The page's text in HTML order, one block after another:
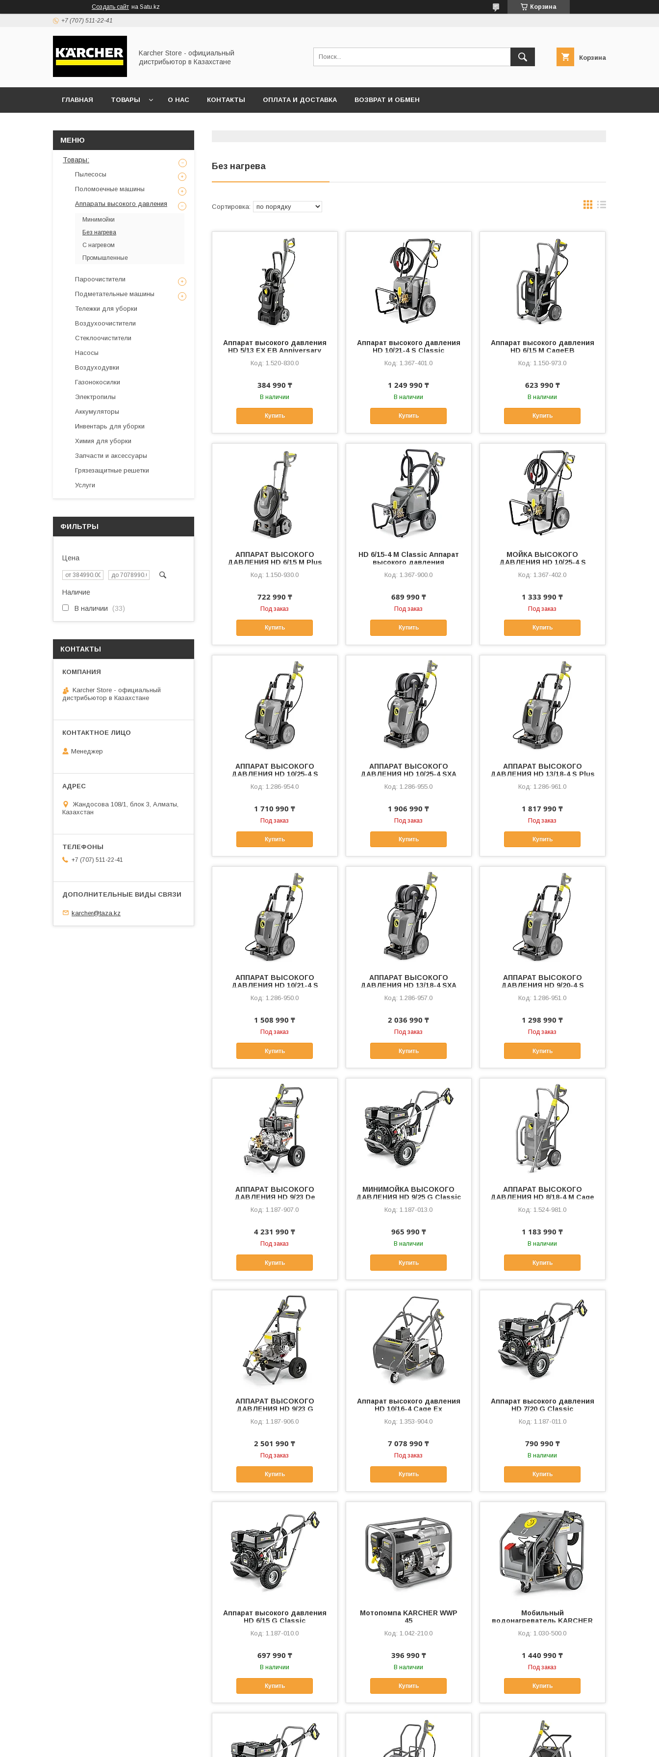
Создать сайт на Satu.kz Корзина
+7 (707) 511-22-41
Karcher Store - официальный
дистрибьютор в Казахстане
Корзина
ГЛАВНАЯ ТОВАРЫ О НАС КОНТАКТЫ ОПЛАТА И ДОСТАВКА ВОЗВРАТ И ОБМЕН
Без нагрева
Аппарат высокого давления
HD 5/13 EX EB Anniversary
1.520-830.0
384 990 ₸
В наличии
Купить
Аппарат высокого давления
HD 10/21-4 S Classic
1.367-401.0
1 249 990 ₸
В наличии
Купить
Аппарат высокого давления
HD 6/15 M CageEB
1.150-973.0
623 990 ₸
В наличии
Купить
АППАРАТ ВЫСОКОГО
ДАВЛЕНИЯ HD 6/15 M Plus
1.150-930.0
722 990 ₸
Под заказ
Купить
HD 6/15-4 M Classic Аппарат
высокого давления
1.367-900.0
689 990 ₸
Под заказ
Купить
МОЙКА ВЫСОКОГО
ДАВЛЕНИЯ HD 10/25-4 S
1.367-402.0
1 333 990 ₸
Под заказ
Купить
АППАРАТ ВЫСОКОГО
ДАВЛЕНИЯ HD 10/25-4 S
1.286-954.0
1 710 990 ₸
Под заказ
Купить
АППАРАТ ВЫСОКОГО
ДАВЛЕНИЯ HD 10/25-4 SXA
1.286-955.0
1 906 990 ₸
Под заказ
Купить
АППАРАТ ВЫСОКОГО
ДАВЛЕНИЯ HD 13/18-4 S Plus
1.286-961.0
1 817 990 ₸
Под заказ
Купить
АППАРАТ ВЫСОКОГО
ДАВЛЕНИЯ HD 10/21-4 S
1.286-950.0
1 508 990 ₸
Под заказ
Купить
АППАРАТ ВЫСОКОГО
ДАВЛЕНИЯ HD 13/18-4 SXA
1.286-957.0
2 036 990 ₸
Под заказ
Купить
АППАРАТ ВЫСОКОГО
ДАВЛЕНИЯ HD 9/20-4 S
1.286-951.0
1 298 990 ₸
Под заказ
Купить
АППАРАТ ВЫСОКОГО
ДАВЛЕНИЯ HD 9/23 De
1.187-907.0
4 231 990 ₸
Под заказ
Купить
МИНИМОЙКА ВЫСОКОГО
ДАВЛЕНИЯ HD 9/25 G Classic
1.187-013.0
965 990 ₸
В наличии
Купить
АППАРАТ ВЫСОКОГО
ДАВЛЕНИЯ HD 8/18-4 M Cage
1.524-981.0
1 183 990 ₸
В наличии
Купить
АППАРАТ ВЫСОКОГО
ДАВЛЕНИЯ HD 9/23 G
1.187-906.0
2 501 990 ₸
Под заказ
Купить
Аппарат высокого давления
HD 10/16-4 Cage Ex
1.353-904.0
7 078 990 ₸
Под заказ
Купить
Аппарат высокого давления
HD 7/20 G Classic
1.187-011.0
790 990 ₸
В наличии
Купить
Аппарат высокого давления
HD 6/15 G Classic
1.187-010.0
697 990 ₸
В наличии
Купить
Мотопомпа KARCHER WWP
45
1.042-210.0
396 990 ₸
В наличии
Купить
Мобильный
водонагреватель KARCHER
1.030-500.0
1 440 990 ₸
Под заказ
Купить
Товары:
Пылесосы
Поломоечные машины
Аппараты высокого давления
Минимойки
Без нагрева
С нагревом
Промышленные
Пароочистители
Подметательные машины
Тележки для уборки
Воздухоочистители
Стеклоочистители
Насосы
Воздуходувки
Газонокосилки
Электропилы
Аккумуляторы
Инвентарь для уборки
Химия для уборки
Запчасти и аксессуары
Грязезащитные решетки
Услуги
ФИЛЬТРЫ
Цена
Наличие
В наличии 33
КОНТАКТЫ
Karcher Store - официальный
дистрибьютор в Казахстане
Менеджер
Жандосова 108/1, блок 3, Алматы,
Казахстан
+7 (707) 511-22-41
karcher@taza.kz